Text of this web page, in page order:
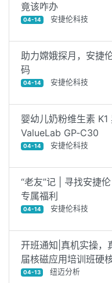
竟该咋办
04-14 安捷伦科技
助力嫦娥探月，安捷
码
04-14 安捷伦科技
婴幼儿奶粉维生素
ValueLab GP‑C30
04-14 安捷伦科技
“老友”记 | 寻找安捷
专属福利
04-14 安捷伦科技
开班通知|真机实操
届核磁应用培训班硬
04-13 纽迈分析